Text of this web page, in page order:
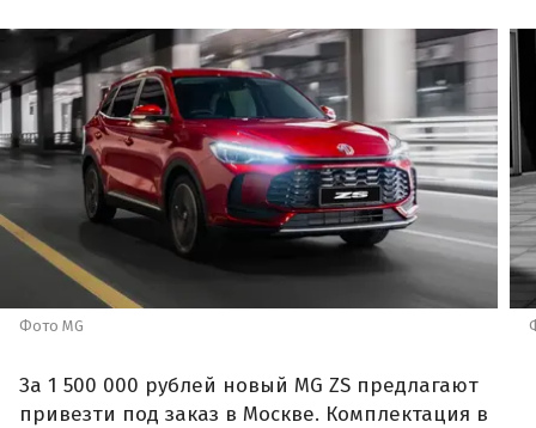
Фото MG
За 1 500 000 рублей новый MG ZS предлагают
привезти под заказ в Москве. Комплектация в